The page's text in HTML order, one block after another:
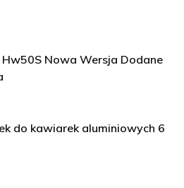
Nowa Wersja Dodane
do kawiarek aluminiowych 6